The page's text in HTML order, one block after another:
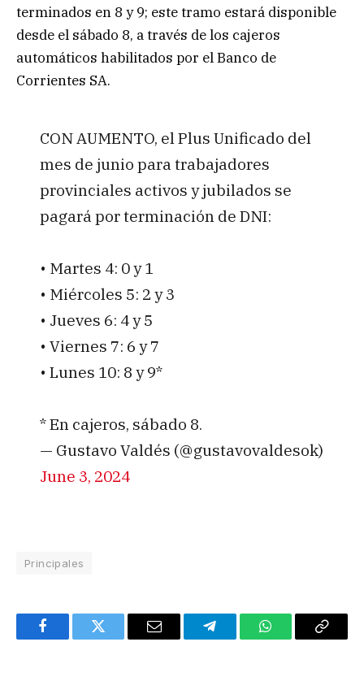
terminados en 8 y 9; este tramo estará disponible
desde el sábado 8, a través de los cajeros
automáticos habilitados por el Banco de
Corrientes SA.
CON AUMENTO, el Plus Unificado del
mes de junio para trabajadores
provinciales activos y jubilados se
pagará por terminación de DNI:
• Martes 4: 0 y 1
• Miércoles 5: 2 y 3
• Jueves 6: 4 y 5
• Viernes 7: 6 y 7
• Lunes 10: 8 y 9*
* En cajeros, sábado 8.
— Gustavo Valdés (@gustavovaldesok)
June 3, 2024
Principales
FacebookTwitter Email TelegramWhatsAppCopy